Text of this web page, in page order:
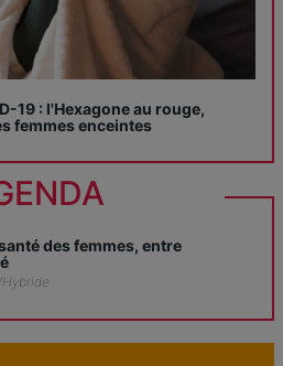
19 : l'Hexagone au rouge,
femmes enceintes
des femmes, entre